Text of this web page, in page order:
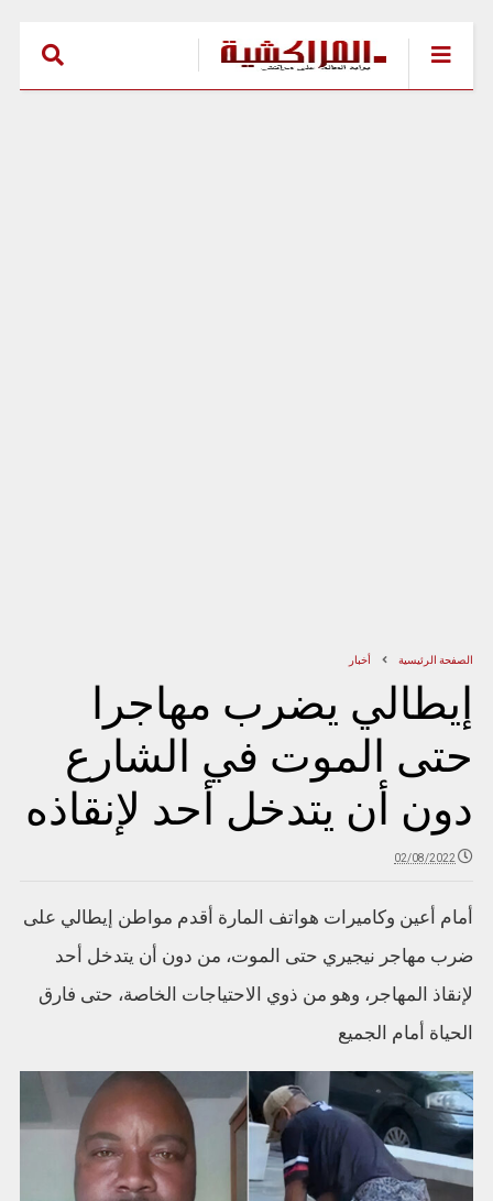
الصفحة الرئيسية أخبار
إيطالي يضرب مهاجرا
حتى الموت في الشارع
دون أن يتدخل أحد لإنقاذه
02/08/2022
أمام أعين وكاميرات هواتف المارة أقدم مواطن إيطالي على
ضرب مهاجر نيجيري حتى الموت، من دون أن يتدخل أحد
لإنقاذ المهاجر، وهو من ذوي الاحتياجات الخاصة، حتى فارق
الحياة أمام الجميع